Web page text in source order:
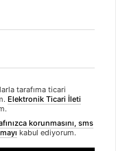
arrow_forward
tarafıma ticari
Elektronik Ticari İleti
korunmasını, sms
kabul ediyorum.